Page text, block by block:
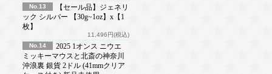
No.13
【セール品】ジェネリ
ック シルバー 【30g~1oz】x【1
枚】
11,496円(税込)
No.14
2025 1オンス ニウエ
ミッキーマウスと北斎の神奈川
沖浪裏 銀貨 2ドル (41mmクリア